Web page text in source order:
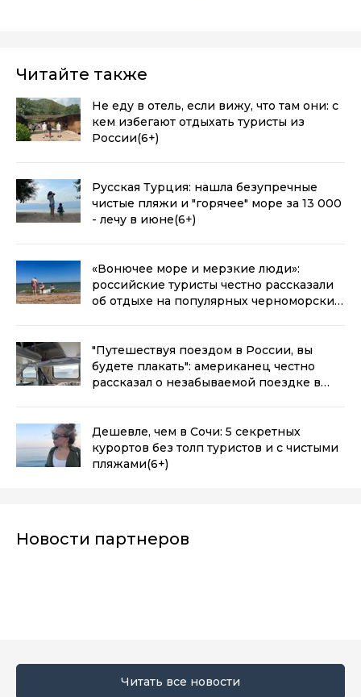
Читайте также
Не еду в отель, если вижу, что там они: с
кем избегают отдыхать туристы из
России(6+)
Русская Турция: нашла безупречные
чистые пляжи и "горячее" море за 13 000
- лечу в июне(6+)
«Вонючее море и мерзкие люди»:
российские туристы честно рассказали
об отдыхе на популярных черноморских
"Путешествуя поездом в России, вы
будете плакать": американец честно
рассказал о незабываемой поездке в
Дешевле, чем в Сочи: 5 секретных
курортов без толп туристов и с чистыми
пляжами(6+)
Новости партнеров
Читать все новости